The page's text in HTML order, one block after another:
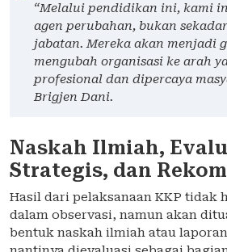
“Melalui pendidikan ini, kami
agen perubahan, bukan
jabatan. Mereka akan menjadi
mengubah organisasi ke arah
profesional dan dipercaya
Brigjen Dani.
Naskah Ilmiah,
Strategis, dan
Hasil dari pelaksanaan KKP tidak
dalam observasi, namun akan
bentuk naskah ilmiah atau